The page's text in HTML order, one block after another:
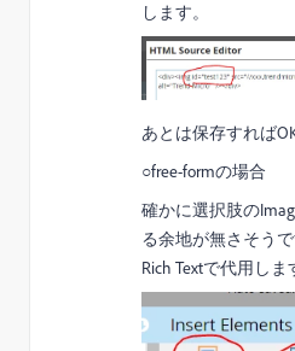
します。
あとは保存すれば
○free-formの場合
確かに選択肢の
る余地が無さそう
Rich Textで代用しま